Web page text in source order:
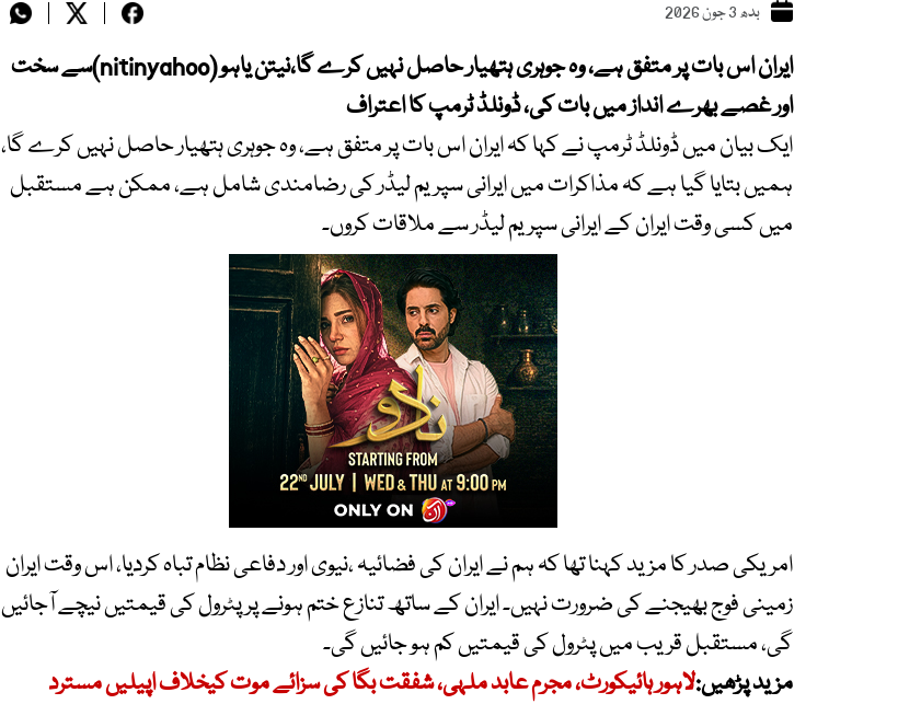
بدھ 3 جون 2026
ایران اس بات پر متفق ہے، وہ جوہری ہتھیار حاصل نہیں کرے گا،نیتن یاہو (nitinyahoo)سے سخت
اور غصے بھرے انداز میں بات کی، ڈونلڈ ٹرمپ کا اعتراف
ایک بیان میں ڈونلڈ ٹرمپ نے کہا کہ ایران اس بات پر متفق ہے، وہ جوہری ہتھیار حاصل نہیں کرے گا،
ہمیں بتایا گیا ہے کہ مذاکرات میں ایرانی سپریم لیڈر کی رضامندی شامل ہے، ممکن ہے مستقبل
میں کسی وقت ایران کے ایرانی سپریم لیڈر سے ملاقات کروں۔
امریکی صدر کا مزید کہنا تھا کہ ہم نے ایران کی فضائیہ ،نیوی اور دفاعی نظام تباہ کردیا، اس وقت ایران
زمینی فوج بھیجنے کی ضرورت نہیں۔ ایران کے ساتھ تنازع ختم ہونے پر پٹرول کی قیمتیں نیچے آجائیں
گی، مستقبل قریب میں پٹرول کی قیمتیں کم ہو جائیں گی۔
مزید پڑھیں:لاہور ہائیکورٹ، مجرم عابد ملہی، شفقت بگا کی سزائے موت کیخلاف اپیلیں مسترد